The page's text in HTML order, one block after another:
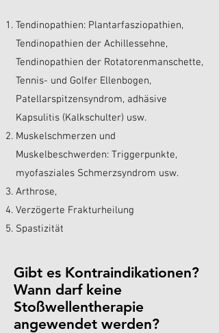
Tendinopathien: Plantarfasziopathien,
Tendinopathien der Achillessehne,
Tendinopathien der Rotatorenmanschette,
Tennis- und Golfer Ellenbogen,
Patellarspitzensyndrom, adhäsive
Kapsulitis (Kalkschulter) usw.
Muskelschmerzen und
Muskelbeschwerden: Triggerpunkte,
myofasziales Schmerzsyndrom usw.
Arthrose,
Verzögerte Frakturheilung
Spastizität
Gibt es Kontraindikationen?
Wann darf keine
Stoßwellentherapie
angewendet werden?